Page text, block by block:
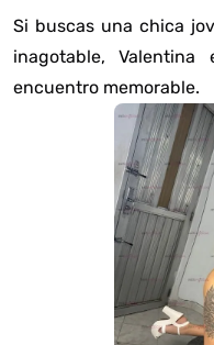
Si buscas una chica
inagotable,
encuentro memorable.